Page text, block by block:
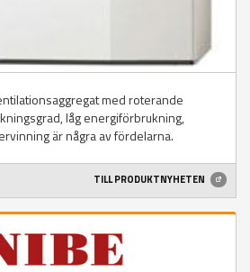
med roterande
låg energiförbrukning,
är några av fördelarna.
TILL PRODUKTNYHETEN